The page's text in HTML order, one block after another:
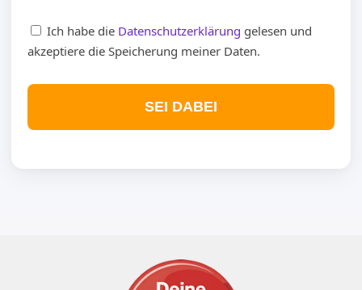
Ich habe die Datenschutzerklärung gelesen und
akzeptiere die Speicherung meiner Daten.
SEI DABEI